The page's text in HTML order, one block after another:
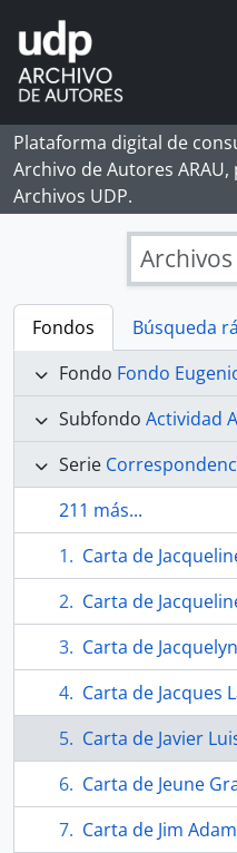
Skip to main content
Plataforma digital de
Archivo de Autores
Archivos UDP.
Archivos
Fondos
Búsqueda
Fondo Fondo
Subfondo Actividad
Serie
211 más...
Carta de
Carta de Jacqueline
Carta de
Carta de Jacques
Carta de Javier
Carta de Jeune
Carta de Jim